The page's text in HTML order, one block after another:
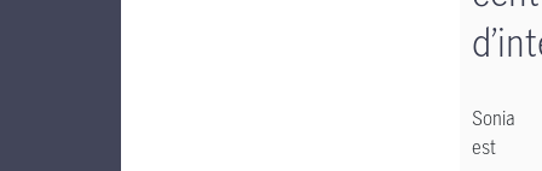
Sonia
est